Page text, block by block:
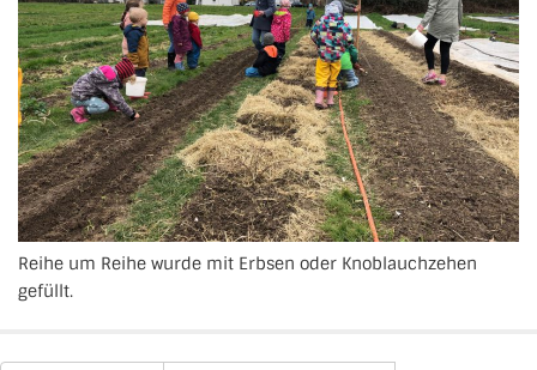
Reihe um Reihe wurde mit Erbsen oder Knoblauchzehen
gefüllt.